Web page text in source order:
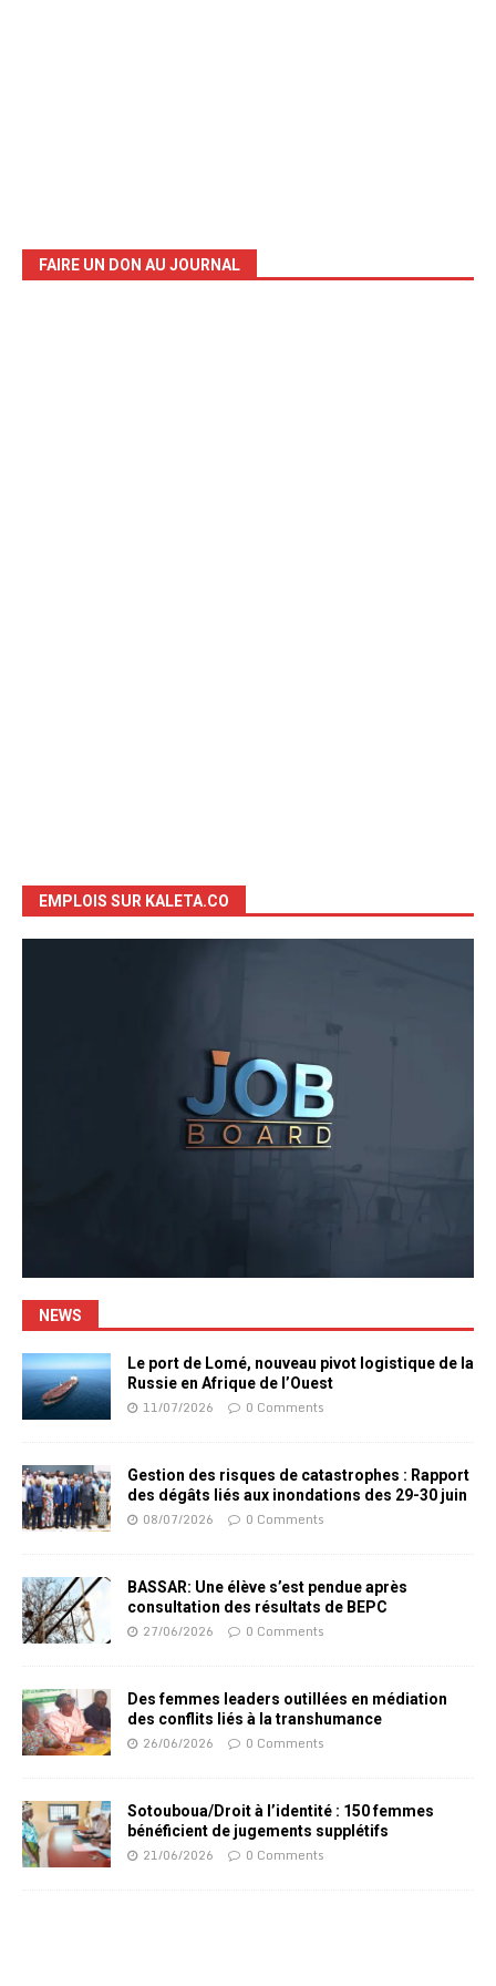
FAIRE UN DON AU JOURNAL
EMPLOIS SUR KALETA.CO
NEWS
Le port de Lomé, nouveau pivot logistique de la
Russie en Afrique de l’Ouest
11/07/2026 0 Comments
Gestion des risques de catastrophes : Rapport
des dégâts liés aux inondations des 29-30 juin
08/07/2026 0 Comments
BASSAR: Une élève s’est pendue après
consultation des résultats de BEPC
27/06/2026 0 Comments
Des femmes leaders outillées en médiation
des conflits liés à la transhumance
26/06/2026 0 Comments
Sotouboua/Droit à l’identité : 150 femmes
bénéficient de jugements supplétifs
21/06/2026 0 Comments